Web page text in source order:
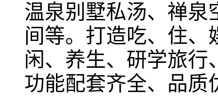
温泉别墅私汤、禅泉
间等。打造吃、住、
闲、养生、研学旅行
功能配套齐全、品质